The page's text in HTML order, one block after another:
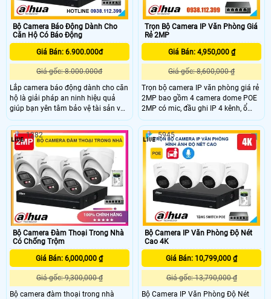
Bộ Camera Báo Động Dành Cho
Căn Hộ Có Báo Động
Giá Bán: 6.900.000đ
Giá gốc: 8.000.000đ
Lắp camera báo động dành cho căn
hộ là giải pháp an ninh hiệu quả
giúp bạn yên tâm bảo vệ tài sản và
người thân. Bộ camera có độ phân
giải 4MP cho hình ảnh rõ nét tích
hợp công nghệ phát hiện người
thông minh hồng ngoại có màu ban
đêm lên đến 30m và chức năng
đàm thoại 2 chiều tiện lợi. Với mức
giá rẻ, đây là lựa chọn tối ưu cho các
gia đình muốn nâng cao an ninh tiết
kiệm chi phí.
Trọn Bộ Camera IP Văn Phòng Giá
Rẻ 2MP
Giá Bán: 4,950,000 ₫
Giá gốc: 8,600,000 ₫
Trọn bộ camera IP văn phòng giá rẻ
2MP bao gồm 4 camera dome POE
2MP có mic, đầu ghi IP 4 kênh, ổ
cứng 500GB và switch POE – tất cả
chỉ với 4.950.000đ. Hình ảnh sắc
nét, thu âm rõ, dễ lắp đặt, xem từ xa
qua điện thoại, phù hợp giám sát
24/7 hiệu quả, tiết kiệm chi phí.
Bộ Camera Đàm Thoại Trong Nhà
Có Chống Trộm
Giá Bán: 6,000,000 ₫
Giá gốc: 9,300,000 ₫
Bộ camera đàm thoại trong nhà
1282
Bộ Camera IP Văn Phòng Độ Nét
Cao 4K
Giá Bán: 10,799,000 ₫
Giá gốc: 13,790,000 ₫
Bộ Camera IP Văn Phòng Độ Nét
5945